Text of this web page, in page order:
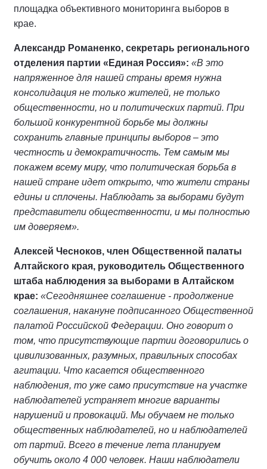
площадка объективного мониторинга выборов в
крае.
Александр Романенко, секретарь регионального
отделения партии «Единая Россия»: «В это
напряженное для нашей страны время нужна
консолидация не только жителей, не только
общественности, но и политических партий. При
большой конкурентной борьбе мы должны
сохранить главные принципы выборов – это
честность и демократичность. Тем самым мы
покажем всему миру, что политическая борьба в
нашей стране идет открыто, что жители страны
едины и сплочены. Наблюдать за выборами будут
представители общественности, и мы полностью
им доверяем».
Алексей Чесноков, член Общественной палаты
Алтайского края, руководитель Общественного
штаба наблюдения за выборами в Алтайском
крае: «Сегодняшнее соглашение - продолжение
соглашения, накануне подписанного Общественной
палатой Российской Федерации. Оно говорит о
том, что присутствующие партии договорились о
цивилизованных, разумных, правильных способах
агитации. Что касается общественного
наблюдения, то уже само присутствие на участке
наблюдателей устраняет многие варианты
нарушений и провокаций. Мы обучаем не только
общественных наблюдателей, но и наблюдателей
от партий. Всего в течение лета планируем
обучить около 4 000 человек. Наши наблюдатели